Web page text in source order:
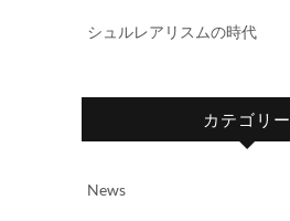
シュルレアリスムの時代
カテゴリー
News